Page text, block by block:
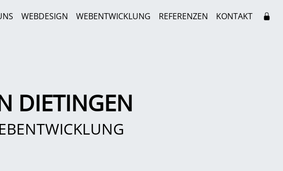
WEBDESIGN WEBENTWICKLUNG REFERENZEN KONTAKT
DIETINGEN